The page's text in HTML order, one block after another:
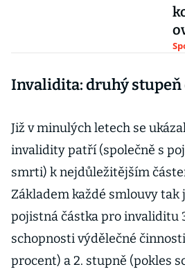
Invalidita: druhý
Již v minulých letech se
invalidity patří (společně s
smrti) k nejdůležitějším
Základem každé smlouvy tak
pojistná částka pro invaliditu
schopnosti výdělečné
procent) a 2. stupně (pokles